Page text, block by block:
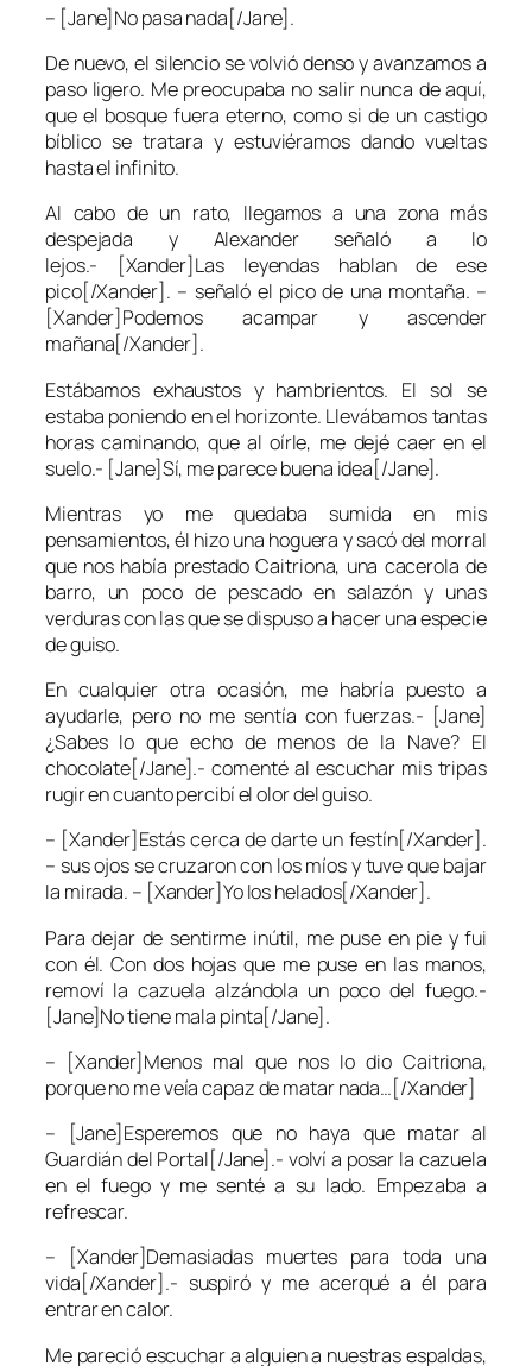
– [Jane]No pasa nada[/Jane].
De nuevo, el silencio se volvió denso y avanzamos a
paso ligero. Me preocupaba no salir nunca de aquí,
que el bosque fuera eterno, como si de un castigo
bíblico se tratara y estuviéramos dando vueltas
hasta el infinito.
Al cabo de un rato, llegamos a una zona más
despejada y Alexander señaló a lo
lejos.- [Xander]Las leyendas hablan de ese
pico[/Xander]. – señaló el pico de una montaña. –
[Xander]Podemos acampar y ascender
mañana[/Xander].
Estábamos exhaustos y hambrientos. El sol se
estaba poniendo en el horizonte. Llevábamos tantas
horas caminando, que al oírle, me dejé caer en el
suelo.- [Jane]Sí, me parece buena idea[/Jane].
Mientras yo me quedaba sumida en mis
pensamientos, él hizo una hoguera y sacó del morral
que nos había prestado Caitriona, una cacerola de
barro, un poco de pescado en salazón y unas
verduras con las que se dispuso a hacer una especie
de guiso.
En cualquier otra ocasión, me habría puesto a
ayudarle, pero no me sentía con fuerzas.- [Jane]
¿Sabes lo que echo de menos de la Nave? El
chocolate[/Jane].- comenté al escuchar mis tripas
rugir en cuanto percibí el olor del guiso.
– [Xander]Estás cerca de darte un festín[/Xander].
– sus ojos se cruzaron con los míos y tuve que bajar
la mirada. – [Xander]Yo los helados[/Xander].
Para dejar de sentirme inútil, me puse en pie y fui
con él. Con dos hojas que me puse en las manos,
removí la cazuela alzándola un poco del fuego.-
[Jane]No tiene mala pinta[/Jane].
– [Xander]Menos mal que nos lo dio Caitriona,
porque no me veía capaz de matar nada…[/Xander]
– [Jane]Esperemos que no haya que matar al
Guardián del Portal[/Jane].- volví a posar la cazuela
en el fuego y me senté a su lado. Empezaba a
refrescar.
– [Xander]Demasiadas muertes para toda una
vida[/Xander].- suspiró y me acerqué a él para
entrar en calor.
Me pareció escuchar a alguien a nuestras espaldas,